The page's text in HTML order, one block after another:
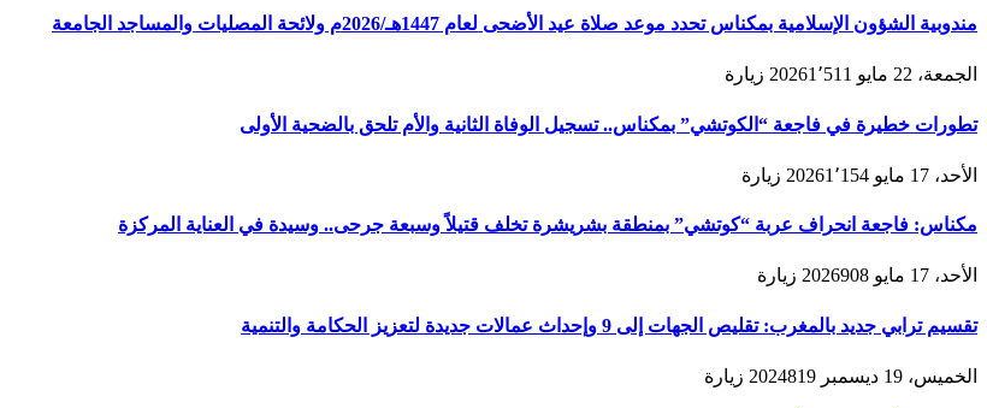
مندوبية الشؤون الإسلامية بمكناس تحدد موعد صلاة عيد الأضحى لعام 1447هـ/2026م ولائحة المصليات والمساجد الجامعة
الجمعة، 22 مايو 2026 1٬511 زيارة
تطورات خطيرة في فاجعة “الكوتشي” بمكناس.. تسجيل الوفاة الثانية والأم تلحق بالضحية الأولى
الأحد، 17 مايو 2026 1٬154 زيارة
مكناس: فاجعة انحراف عربة “كوتشي” بمنطقة بشريشرة تخلف قتيلاً وسبعة جرحى.. وسيدة في العناية المركزة
الأحد، 17 مايو 2026 908 زيارة
تقسيم ترابي جديد بالمغرب: تقليص الجهات إلى 9 وإحداث عمالات جديدة لتعزيز الحكامة والتنمية
الخميس، 19 ديسمبر 2024 819 زيارة